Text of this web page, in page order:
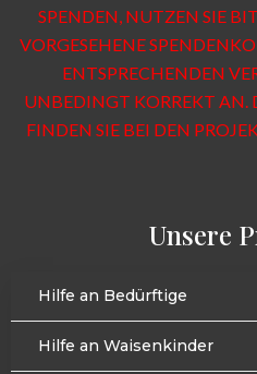
SPENDEN, NUTZEN SIE
VORGESEHENE
ENTSPRECHENDEN
UNBEDINGT KORREKT AN.
FINDEN SIE BEI DEN
Unsere
Hilfe an Bedürftige
Hilfe an Waisenkinder